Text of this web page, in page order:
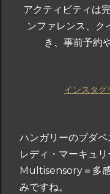
アクティビティは
ンファレンス、ク
き、事前予約
インスタグ
ハンガリーのブダ
レディ・マーキュリ
Multisensory＝多
みですね。